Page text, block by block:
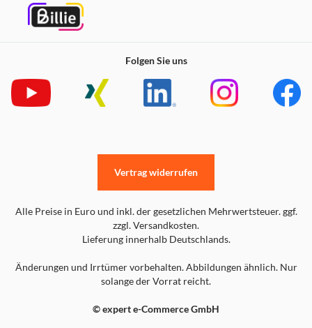
Folgen Sie uns
Alle Preise in Euro und inkl. der gesetzlichen Mehrwertsteuer. ggf.
zzgl. Versandkosten.
Lieferung innerhalb Deutschlands.
Änderungen und Irrtümer vorbehalten. Abbildungen ähnlich. Nur
solange der Vorrat reicht.
© expert e-Commerce GmbH
Vertrag widerrufen